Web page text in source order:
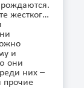
жесткого
и
они
них –
прочие